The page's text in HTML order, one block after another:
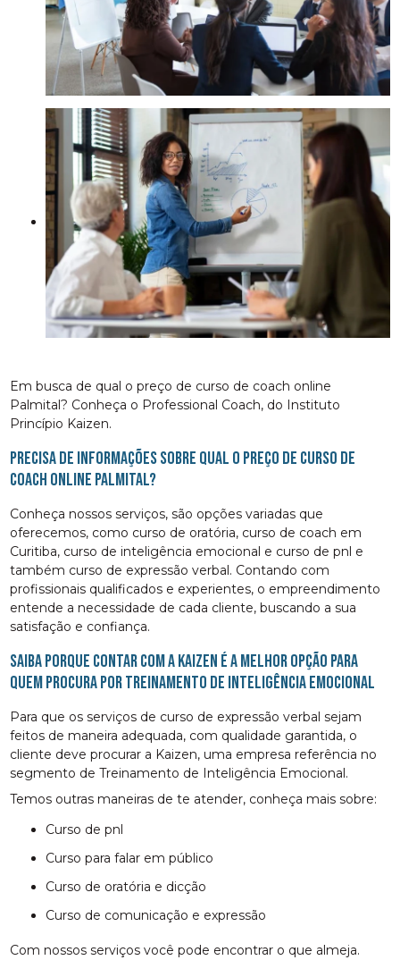
Em busca de qual o preço de curso de coach online
Palmital? Conheça o Professional Coach, do Instituto
Princípio Kaizen.
Precisa de informações sobre qual o preço de curso de
coach online Palmital?
Conheça nossos serviços, são opções variadas que
oferecemos, como curso de oratória, curso de coach em
Curitiba, curso de inteligência emocional e curso de pnl e
também curso de expressão verbal. Contando com
profissionais qualificados e experientes, o empreendimento
entende a necessidade de cada cliente, buscando a sua
satisfação e confiança.
Saiba porque contar com a Kaizen é a melhor opção para
quem procura por Treinamento de Inteligência Emocional
Para que os serviços de curso de expressão verbal sejam
feitos de maneira adequada, com qualidade garantida, o
cliente deve procurar a Kaizen, uma empresa referência no
segmento de Treinamento de Inteligência Emocional.
Temos outras maneiras de te atender, conheça mais sobre:
curso de pnl
curso para falar em público
curso de oratória e dicção
curso de comunicação e expressão
Com nossos serviços você pode encontrar o que almeja.